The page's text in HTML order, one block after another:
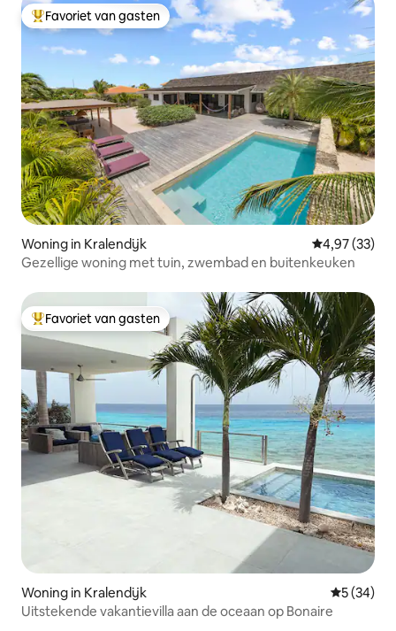
Topfavoriet van gasten
Favoriet van gasten
Woning in Kralendijk Gemiddelde
4,97 (33)
Gezellige woning met tuin, zwembad en buitenkeuken
Topfavoriet van gasten
Favoriet van gasten
Woning in Kralendijk
5 (34)
Uitstekende vakantievilla aan de oceaan op Bonaire